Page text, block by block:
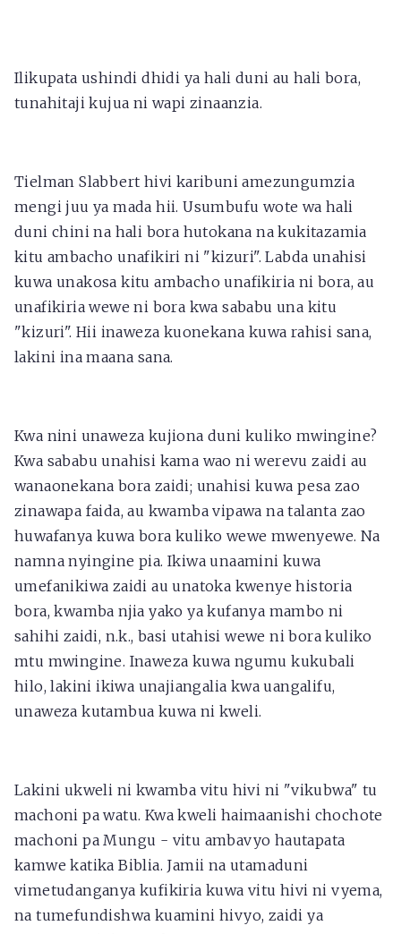
Ilikupata ushindi dhidi ya hali duni au hali bora,
tunahitaji kujua ni wapi zinaanzia.
Tielman Slabbert hivi karibuni amezungumzia
mengi juu ya mada hii. Usumbufu wote wa hali
duni chini na hali bora hutokana na kukitazamia
kitu ambacho unafikiri ni "kizuri". Labda unahisi
kuwa unakosa kitu ambacho unafikiria ni bora, au
unafikiria wewe ni bora kwa sababu una kitu
"kizuri". Hii inaweza kuonekana kuwa rahisi sana,
lakini ina maana sana.
Kwa nini unaweza kujiona duni kuliko mwingine?
Kwa sababu unahisi kama wao ni werevu zaidi au
wanaonekana bora zaidi; unahisi kuwa pesa zao
zinawapa faida, au kwamba vipawa na talanta zao
huwafanya kuwa bora kuliko wewe mwenyewe. Na
namna nyingine pia. Ikiwa unaamini kuwa
umefanikiwa zaidi au unatoka kwenye historia
bora, kwamba njia yako ya kufanya mambo ni
sahihi zaidi, n.k., basi utahisi wewe ni bora kuliko
mtu mwingine. Inaweza kuwa ngumu kukubali
hilo, lakini ikiwa unajiangalia kwa uangalifu,
unaweza kutambua kuwa ni kweli.
Lakini ukweli ni kwamba vitu hivi ni "vikubwa" tu
machoni pa watu. Kwa kweli haimaanishi chochote
machoni pa Mungu - vitu ambavyo hautapata
kamwe katika Biblia. Jamii na utamaduni
vimetudanganya kufikiria kuwa vitu hivi ni vyema,
na tumefundishwa kuamini hivyo, zaidi ya